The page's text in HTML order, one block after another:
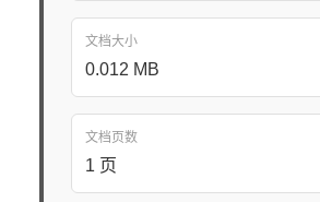
文档大小
0.012 MB
文档页数
1 页